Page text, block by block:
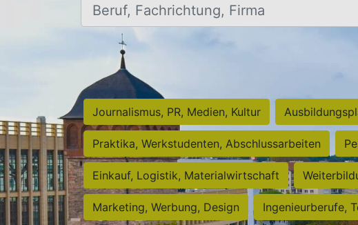
Journalismus, PR, Medien, Kultur
Praktika, Werkstudenten, Abschlussarbeiten
Einkauf, Logistik, Materialwirtschaft
Marketing, Werbung, Design Ingenieurberufe,